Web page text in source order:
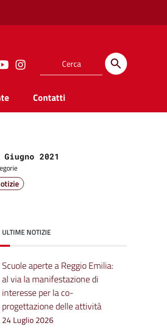
Contatti
Giugno 2021
ULTIME NOTIZIE
Scuole aperte a Reggio Emilia:
al via la manifestazione di
interesse per la co-
progettazione delle attività
24 Luglio 2026